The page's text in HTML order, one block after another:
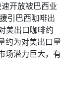
开放被巴西业
引巴西咖啡出
美出口咖啡约
约为对美出口量
场潜力巨大，有